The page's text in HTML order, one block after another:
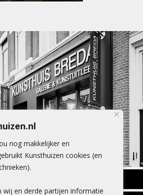
nog makkelijker en
Kunsthuizen cookies (en
wij en derde partijen informatie